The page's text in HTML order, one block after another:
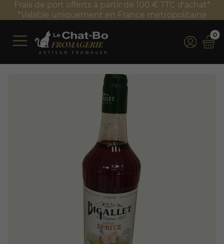
Frais de port offerts à partir de 100 € TTC d'achat*
*Valable uniquement en France métropolitaine
0